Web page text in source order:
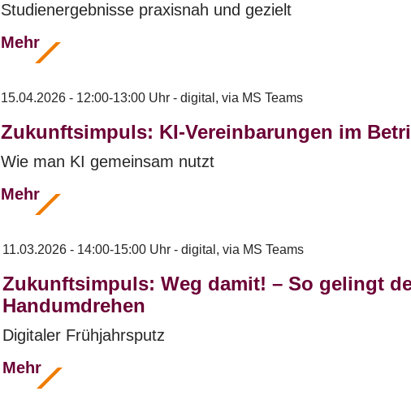
Studienergebnisse praxisnah und gezielt
Mehr
15.04.2026 - 12:00-13:00 Uhr - digital, via MS Teams
Zukunftsimpuls: KI-Vereinbarungen im
Wie man KI gemeinsam nutzt
Mehr
11.03.2026 - 14:00-15:00 Uhr - digital, via MS Teams
Zukunftsimpuls: Weg damit! – So gelingt
Handumdrehen
Digitaler Frühjahrsputz
Mehr